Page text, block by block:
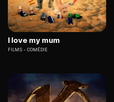
I love my mum
FILMS COMÉDIE